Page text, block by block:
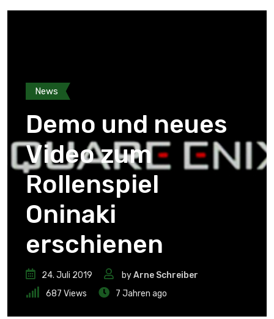
News
Demo und neues
Video zum
Rollenspiel
Oninaki
erschienen
24. Juli 2019 byArne Schreiber
687 Views 7 Jahren ago